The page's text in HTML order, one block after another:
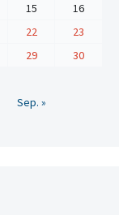
15
16
22
23
29
30
Sep. »